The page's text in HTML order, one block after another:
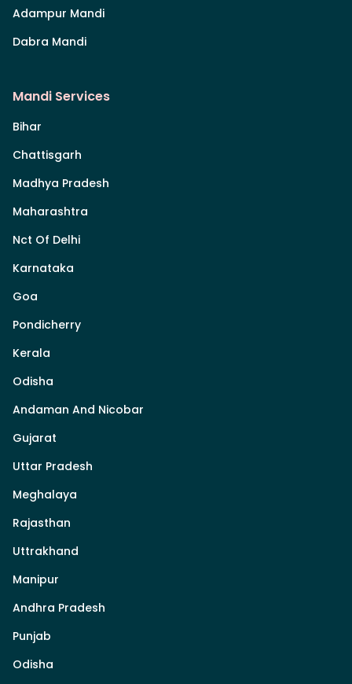
Adampur Mandi
Dabra Mandi
Mandi Services
Bihar
Chattisgarh
Madhya Pradesh
Maharashtra
Nct Of Delhi
Karnataka
Goa
Pondicherry
Kerala
Odisha
Andaman And Nicobar
Gujarat
Uttar Pradesh
Meghalaya
Rajasthan
Uttrakhand
Manipur
Andhra Pradesh
Punjab
Odisha